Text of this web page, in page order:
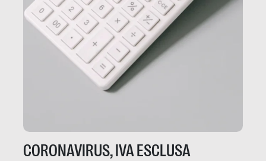
CORONAVIRUS, IVA ESCLUSA